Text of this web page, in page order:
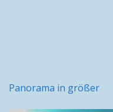
Panorama in größer